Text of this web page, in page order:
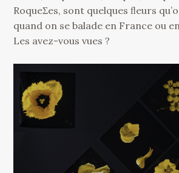
RoqueƩes, sont quelques ﬂeurs
quand on se balade en France ou
Les avez-vous vues ?